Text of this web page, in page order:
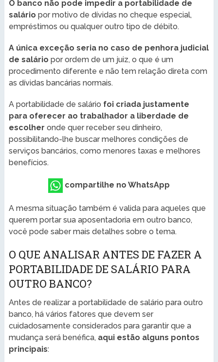
O banco não pode impedir a portabilidade de
salário por motivo de dívidas no cheque especial,
empréstimos ou qualquer outro tipo de débito.
A única exceção seria no caso de penhora judicial
de salário por ordem de um juiz, o que é um
procedimento diferente e não tem relação direta com
as dívidas bancárias normais.
A portabilidade de salário foi criada justamente
para oferecer ao trabalhador a liberdade de
escolher onde quer receber seu dinheiro,
possibilitando-lhe buscar melhores condições de
serviços bancários, como menores taxas e melhores
benefícios.
compartilhe no WhatsApp
A mesma situação também é valida para aqueles que
querem portar sua aposentadoria em outro banco,
você pode saber mais detalhes sobre o tema.
O QUE ANALISAR ANTES DE FAZER A
PORTABILIDADE DE SALÁRIO PARA
OUTRO BANCO?
Antes de realizar a portabilidade de salário para outro
banco, há vários fatores que devem ser
cuidadosamente considerados para garantir que a
mudança será benéfica, aqui estão alguns pontos
principais: